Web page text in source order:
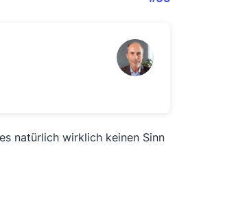
natürlich wirklich keinen Sinn